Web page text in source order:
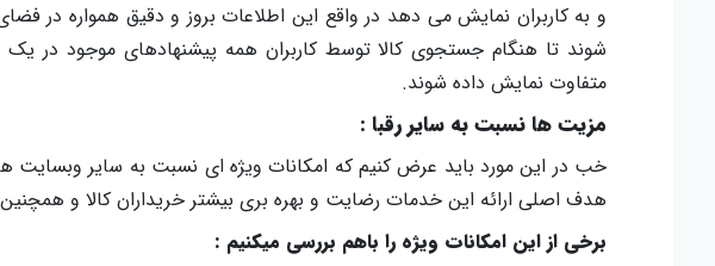
و به کاربران نمایش می دهد در واقع این اطلاعات بروز و دقیق همواره در
شوند تا هنگام جستجوی کالا توسط کاربران همه پیشنهادهای موجود در
متفاوت نمایش داده شوند.
مزیت ها نسبت به سایر رقبا :
خب در این مورد باید عرض کنیم که امکانات ویژه ای نسبت به سایر وبسایت
هدف اصلی ارائه این خدمات رضایت و بهره بری بیشتر خریداران کالا و
برخی از این امکانات ویژه را باهم بررسی میکنیم :